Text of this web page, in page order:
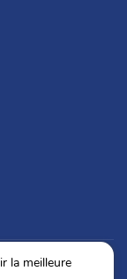
la meilleure